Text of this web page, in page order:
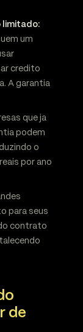
limitado:
um
credito
A garantia
que ja
podem
o
por ano
para seus
contrato
de